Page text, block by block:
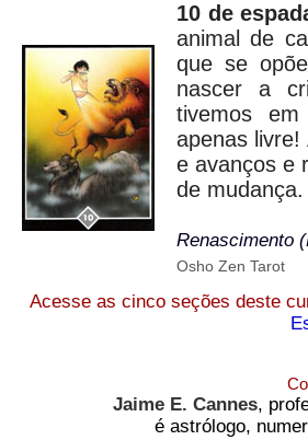
10 de
animal de
que se
nascer a
tivemos
apenas
e avanços e
de mudança.
Renascimento
Osho Zen Tarot
Acesse as cinco seções deste
Jaime E. Cannes,
é astrólogo,